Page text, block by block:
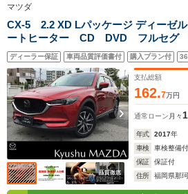
マツダ
CX-5 2.2 XD Lパッケージ ディー
ートヒーター CD DVD フルセグ
トゲート
ディーラー保証 車両品質評価書付 購入プラン付
支払総額
162.7万円
通常ローン 月々
年式 2017年
車検
車検整備付
保証
保証付
住所
福岡県那